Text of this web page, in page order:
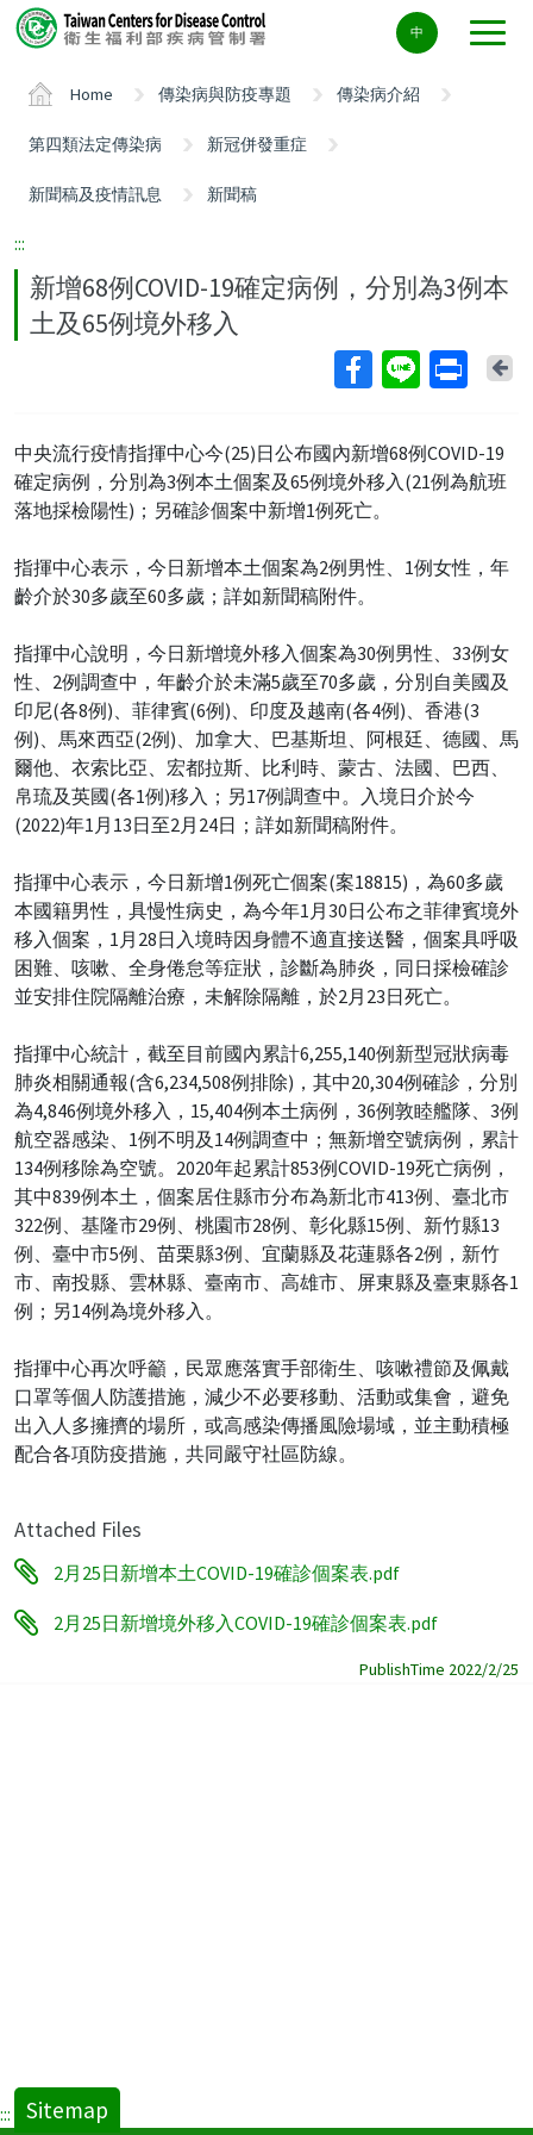
Center
block
中
Home 傳染病與防疫專題 傳染病介紹
第四類法定傳染病 新冠併發重症
新聞稿及疫情訊息 新聞稿
:::
新增68例COVID-19確定病例，分別為3例本
土及65例境外移入
中央流行疫情指揮中心今(25)日公布國內新增68例COVID-19
確定病例，分別為3例本土個案及65例境外移入(21例為航班
落地採檢陽性)；另確診個案中新增1例死亡。
指揮中心表示，今日新增本土個案為2例男性、1例女性，年
齡介於30多歲至60多歲；詳如新聞稿附件。
指揮中心說明，今日新增境外移入個案為30例男性、33例女
性、2例調查中，年齡介於未滿5歲至70多歲，分別自美國及
印尼(各8例)、菲律賓(6例)、印度及越南(各4例)、香港(3
例)、馬來西亞(2例)、加拿大、巴基斯坦、阿根廷、德國、馬
爾他、衣索比亞、宏都拉斯、比利時、蒙古、法國、巴西、
帛琉及英國(各1例)移入；另17例調查中。入境日介於今
(2022)年1月13日至2月24日；詳如新聞稿附件。
指揮中心表示，今日新增1例死亡個案(案18815)，為60多歲
本國籍男性，具慢性病史，為今年1月30日公布之菲律賓境外
移入個案，1月28日入境時因身體不適直接送醫，個案具呼吸
困難、咳嗽、全身倦怠等症狀，診斷為肺炎，同日採檢確診
並安排住院隔離治療，未解除隔離，於2月23日死亡。
指揮中心統計，截至目前國內累計6,255,140例新型冠狀病毒
肺炎相關通報(含6,234,508例排除)，其中20,304例確診，分別
為4,846例境外移入，15,404例本土病例，36例敦睦艦隊、3例
航空器感染、1例不明及14例調查中；無新增空號病例，累計
134例移除為空號。2020年起累計853例COVID-19死亡病例，
其中839例本土，個案居住縣市分布為新北市413例、臺北市
322例、基隆市29例、桃園市28例、彰化縣15例、新竹縣13
例、臺中市5例、苗栗縣3例、宜蘭縣及花蓮縣各2例，新竹
市、南投縣、雲林縣、臺南市、高雄市、屏東縣及臺東縣各1
例；另14例為境外移入。
指揮中心再次呼籲，民眾應落實手部衛生、咳嗽禮節及佩戴
口罩等個人防護措施，減少不必要移動、活動或集會，避免
出入人多擁擠的場所，或高感染傳播風險場域，並主動積極
配合各項防疫措施，共同嚴守社區防線。
Attached Files
2月25日新增本土COVID-19確診個案表.pdf
2月25日新增境外移入COVID-19確診個案表.pdf
PublishTime 2022/2/25
::: Sitemap